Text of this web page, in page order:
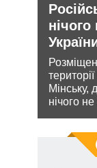
Мінську,
нічого